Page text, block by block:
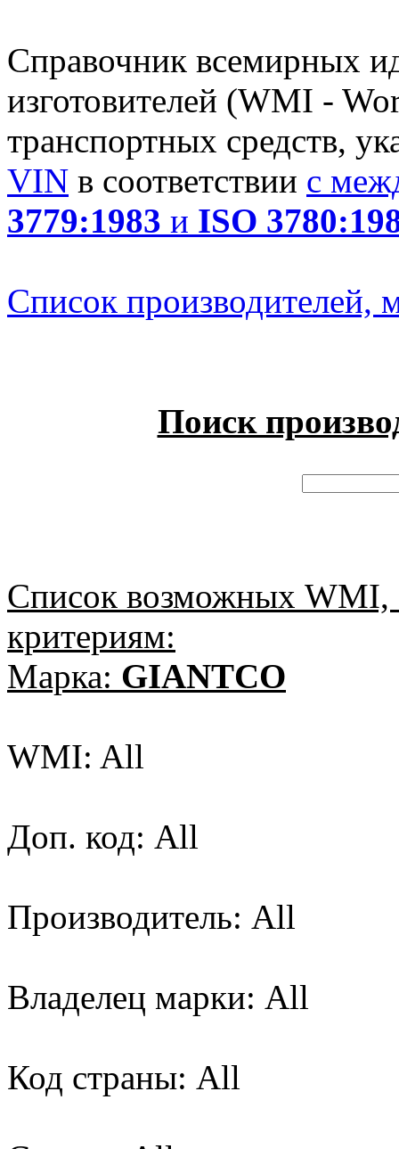
Справочник всемирных
изготовителей (WMI -
транспортных средств,
VIN в соответствии с
3779:1983 и ISO
Список производителей,
Поиск
Список возможных
критериям:
Марка: GIANTCO
WMI: All
Доп. код: All
Производитель: All
Владелец марки: All
Код страны: All